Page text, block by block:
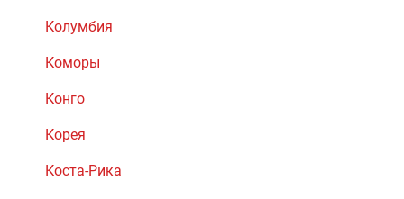
Колумбия
Коморы
Конго
Корея
Коста-Рика